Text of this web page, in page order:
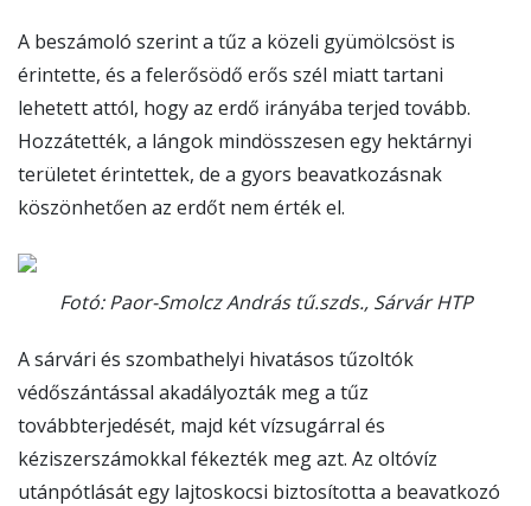
A beszámoló szerint a tűz a közeli gyümölcsöst is
érintette, és a felerősödő erős szél miatt tartani
lehetett attól, hogy az erdő irányába terjed tovább.
Hozzátették, a lángok mindösszesen egy hektárnyi
területet érintettek, de a gyors beavatkozásnak
köszönhetően az erdőt nem érték el.
Fotó: Paor-Smolcz András tű.szds., Sárvár HTP
A sárvári és szombathelyi hivatásos tűzoltók
védőszántással akadályozták meg a tűz
továbbterjedését, majd két vízsugárral és
kéziszerszámokkal fékezték meg azt. Az oltóvíz
utánpótlását egy lajtoskocsi biztosította a beavatkozó